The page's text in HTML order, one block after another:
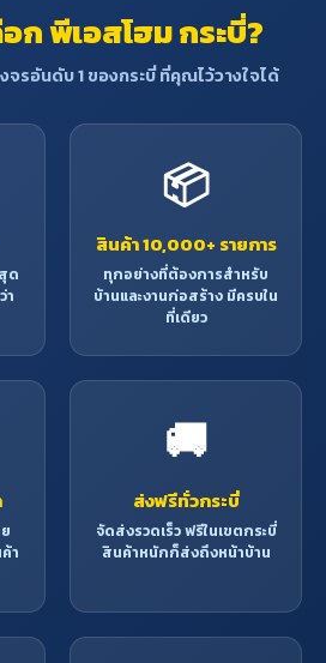
ก พีเอสโฮม กระบี่?
รอันดับ 1 ของกระบี่ ที่คุณไว้วางใจได้
ด
า
📦
สินค้า 10,000+ รายการ
ทุกอย่างที่ต้องการสำหรับ
บ้านและงานก่อสร้าง มีครบใน
ที่เดียว
า
🚚
ส่งฟรีทั่วกระบี่
จัดส่งรวดเร็ว ฟรีในเขตกระบี่
สินค้าหนักก็ส่งถึงหน้าบ้าน